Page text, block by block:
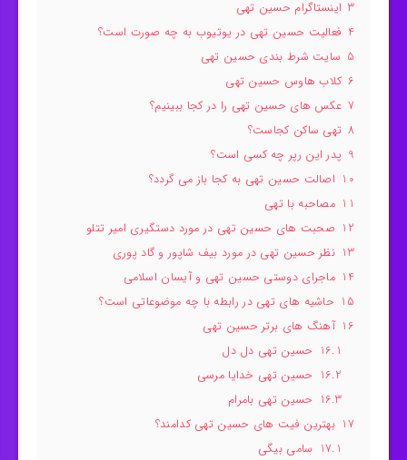
3 اینستاگرام حسین تهی
4 فعالیت حسین تهی در یوتیوب به چه صورت است؟
5 سایت شرط بندی حسین تهی
6 کلاب هاوس حسین تهی
7 عکس های حسین تهی را در کجا ببینیم؟
8 تهی ساکن کجاست؟
9 پدر این رپر چه کسی است؟
10 اصالت حسین تهی به کجا باز می گردد؟
11 مصاحبه با تهی
12 صحبت های حسین تهی در مورد دستگیری امیر تتلو
13 نظر حسین تهی در مورد بیف شاپور و گاد پوری
14 ماجرای دوستی حسین تهی و آیسان اسلامی
15 حاشیه های تهی در رابطه با چه موضوعاتی است؟
16 آهنگ های برتر حسین تهی
16.1 حسین تهی دل دل
16.2 حسین تهی خدایا مرسی
16.3 حسین تهی بامرام
17 بهترین فیت های حسین تهی کدامند؟
17.1 سامی بیگی